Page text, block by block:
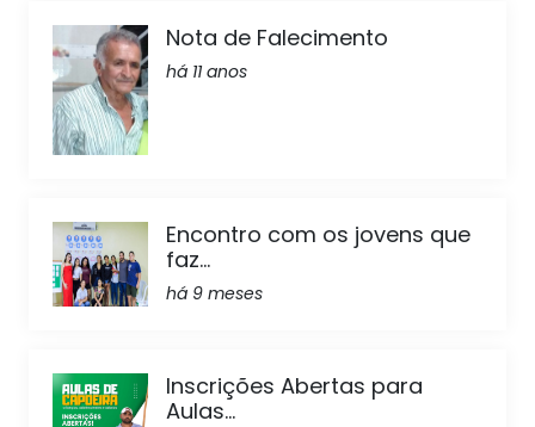
Nota de Falecimento
há 11 anos
Encontro com os jovens que
faz...
há 9 meses
Inscrições Abertas para
Aulas...